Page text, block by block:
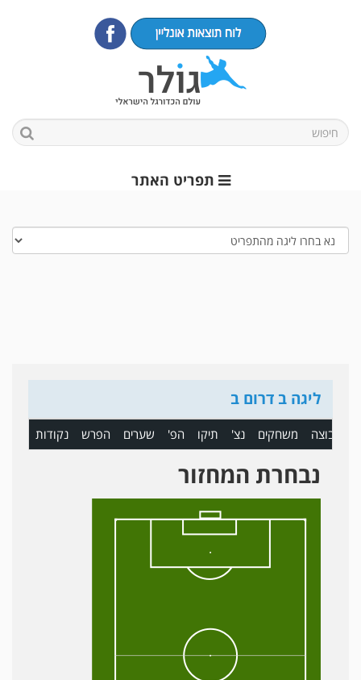
תפריט האתר
ליגה ב דרום ב
קבוצה משחקים נצ' תיקו הפ' שערים הפרש נקודות
נבחרת המחזור